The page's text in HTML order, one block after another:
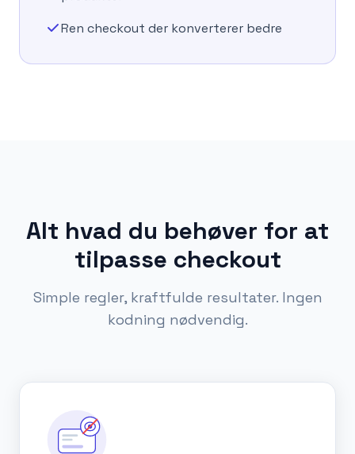
Ren checkout der konverterer bedre
Alt hvad du behøver for at
tilpasse checkout
Simple regler, kraftfulde resultater. Ingen
kodning nødvendig.